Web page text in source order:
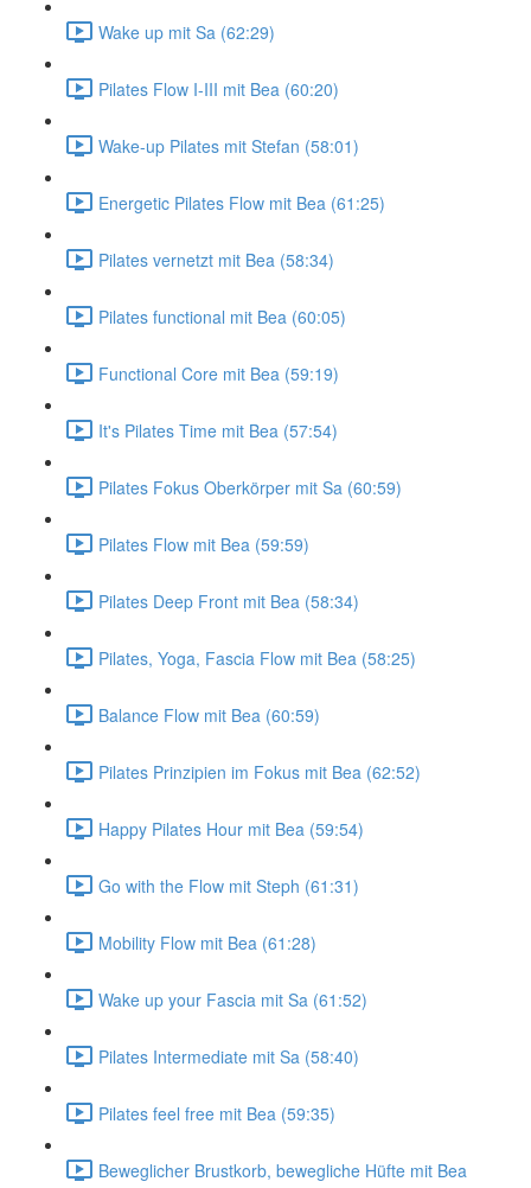
Wake up mit Sa (62:29)
Pilates Flow I-III mit Bea (60:20)
Wake-up Pilates mit Stefan (58:01)
Energetic Pilates Flow mit Bea (61:25)
Pilates vernetzt mit Bea (58:34)
Pilates functional mit Bea (60:05)
Functional Core mit Bea (59:19)
It's Pilates Time mit Bea (57:54)
Pilates Fokus Oberkörper mit Sa (60:59)
Pilates Flow mit Bea (59:59)
Pilates Deep Front mit Bea (58:34)
Pilates, Yoga, Fascia Flow mit Bea (58:25)
Balance Flow mit Bea (60:59)
Pilates Prinzipien im Fokus mit Bea (62:52)
Happy Pilates Hour mit Bea (59:54)
Go with the Flow mit Steph (61:31)
Mobility Flow mit Bea (61:28)
Wake up your Fascia mit Sa (61:52)
Pilates Intermediate mit Sa (58:40)
Pilates feel free mit Bea (59:35)
Beweglicher Brustkorb, bewegliche Hüfte mit Bea